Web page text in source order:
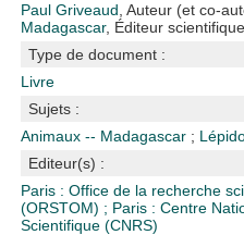
Paul Griveaud , Auteur (et co-
Madagascar, Éditeur scientifique
Type de document :
Livre
Sujets :
Animaux -- Madagascar ;
Editeur(s) :
Paris : Office de la recherche
(ORSTOM) ; Paris : Centre
Scientifique (CNRS)